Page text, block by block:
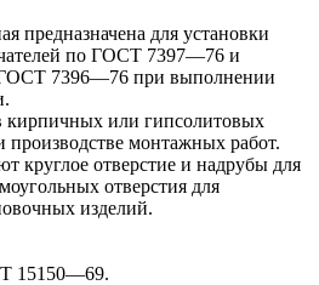
предназначена для установки
по ГОСТ 7397—76 и
ГОСТ 7396—76 при выполнении
кирпичных или гипсолитовых
производстве монтажных работ.
отверстие и надрубы для
отверстия для
изделий.
15150—69.